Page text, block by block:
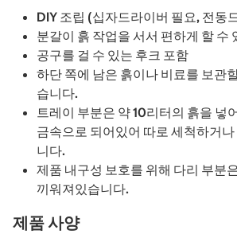
DIY 조립 (십자드라이버 필요, 전동
분갈이 흙 작업을 서서 편하게 할 수
공구를 걸 수 있는 후크 포함
하단 쪽에 남은 흙이나 비료를 보관
습니다.
트레이 부분은 약 10리터의 흙을 넣
금속으로 되어있어 따로 세척하거
니다.
제품 내구성 보호를 위해 다리 부분
끼워져있습니다.
제품 사양